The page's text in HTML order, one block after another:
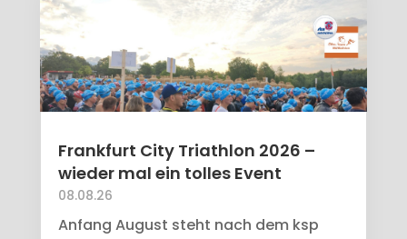
Frankfurt City Triathlon 2026 –
wieder mal ein tolles Event
08.08.26
Anfang August steht nach dem ksp